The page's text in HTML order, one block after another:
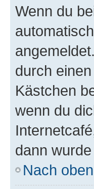
Wenn du
durch
Kästchen
wenn du
dann
Nach oben